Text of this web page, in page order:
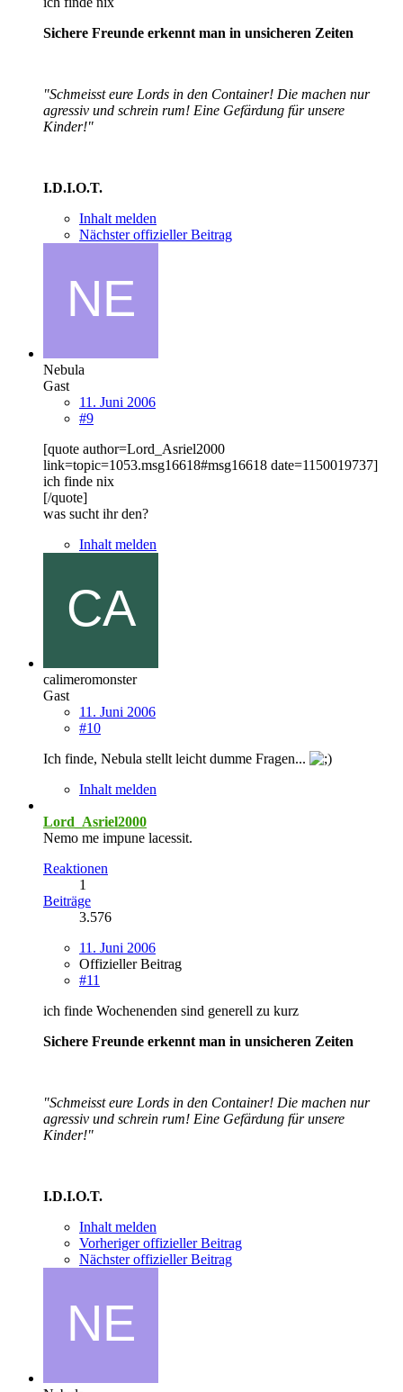
Sichere Freunde erkennt man in unsicheren Zeiten
"Schmeisst eure Lords in den Container! Die machen nur
agressiv und schrein rum! Eine Gefärdung für unsere
Kinder!"
I.D.I.O.T.
Inhalt melden
Nächster offizieller Beitrag
Nebula
Gast
11. Juni 2006
#9
[quote author=Lord_Asriel2000
link=topic=1053.msg16618#msg16618 date=1150019737]
ich finde nix
[/quote]
was sucht ihr den?
Inhalt melden
calimeromonster
Gast
11. Juni 2006
#10
Ich finde, Nebula stellt leicht dumme Fragen...
Inhalt melden
Lord_Asriel2000
Nemo me impune lacessit.
Reaktionen
1
Beiträge
3.576
11. Juni 2006
Offizieller Beitrag
#11
ich finde Wochenenden sind generell zu kurz
Sichere Freunde erkennt man in unsicheren Zeiten
"Schmeisst eure Lords in den Container! Die machen nur
agressiv und schrein rum! Eine Gefärdung für unsere
Kinder!"
I.D.I.O.T.
Inhalt melden
Vorheriger offizieller Beitrag
Nächster offizieller Beitrag